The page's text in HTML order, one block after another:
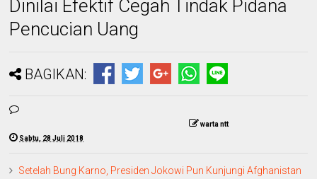
Dinilai Efektif Cegah Tindak Pidana
Pencucian Uang
BAGIKAN:
warta ntt
Sabtu, 28 Juli 2018
Setelah Bung Karno, Presiden Jokowi Pun Kunjungi Afghanistan